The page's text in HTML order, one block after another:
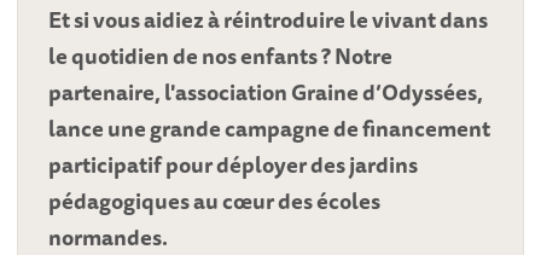
Et si vous aidiez à réintroduire le vivant dans
le quotidien de nos enfants ? Notre
partenaire, l'association Graine d’Odyssées,
lance une grande campagne de financement
participatif pour déployer des jardins
pédagogiques au cœur des écoles
normandes.